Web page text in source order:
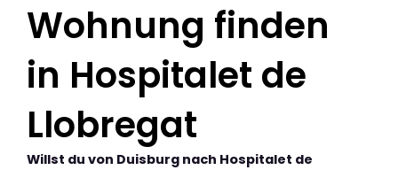
Wohnung finden
in Hospitalet de
Llobregat
Willst du von Duisburg nach Hospitalet de